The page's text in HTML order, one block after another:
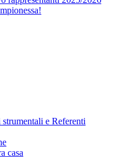
e Referenti
casa